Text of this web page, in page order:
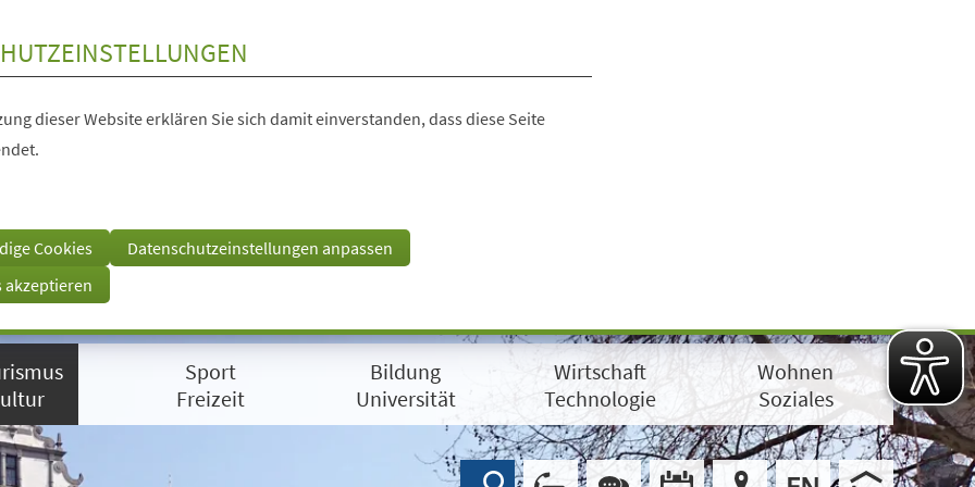
dieser Website erklären Sie sich damit einverstanden, dass diese Seite
Cookies
Datenschutzeinstellungen anpassen
akzeptieren
Sport
Freizeit
Bildung
Universität
Wirtschaft
Technologie
Wohnen
Soziales